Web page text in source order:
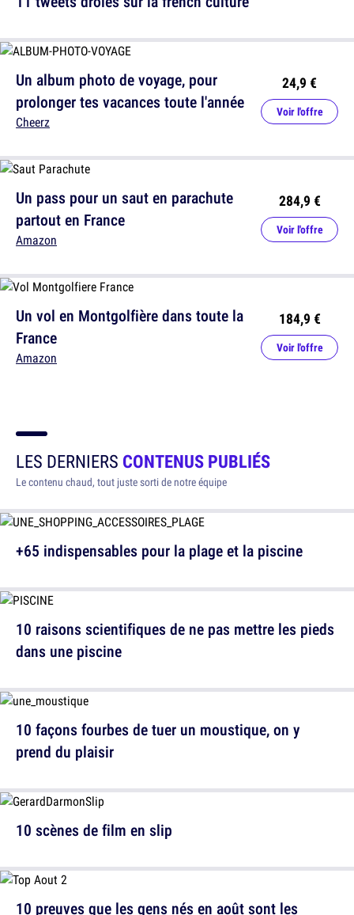
Un album photo de voyage, pour
prolonger tes vacances toute l'année
Cheerz
24,9 €
Voir l'offre
Un vol en Montgolfière dans toute la
France
Amazon
184,9 €
Voir l'offre
Un pass pour un saut en parachute
partout en France
Amazon
284,9 €
Voir l'offre
LES DERNIERS CONTENUS PUBLIÉS
Le contenu chaud, tout juste sorti de notre équipe
+65 indispensables pour la plage et la piscine
10 façons fourbes de tuer un moustique, on y
prend du plaisir
10 preuves que les gens nés en août sont les
10 raisons scientifiques de ne pas mettre les pieds
dans une piscine
10 scènes de film en slip